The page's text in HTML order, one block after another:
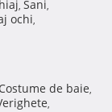
, Sani,
ochi,
Costume de baie,
,